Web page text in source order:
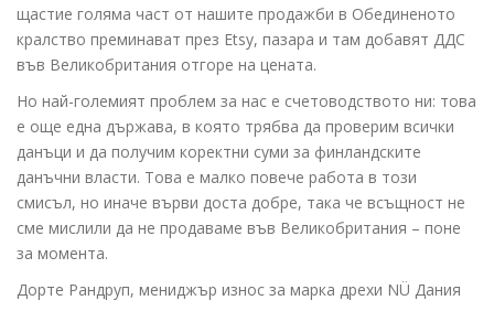
щастие голяма част от нашите продажби в Обединеното
кралство преминават през Etsy, пазара и там добавят ДДС
във Великобритания отгоре на цената.
Но най-големият проблем за нас е счетоводството ни: това
е още една държава, в която трябва да проверим всички
данъци и да получим коректни суми за финландските
данъчни власти. Това е малко повече работа в този
смисъл, но иначе върви доста добре, така че всъщност не
сме мислили да не продаваме във Великобритания – поне
за момента.
Дорте Рандруп, мениджър износ за марка дрехи NÜ Дания